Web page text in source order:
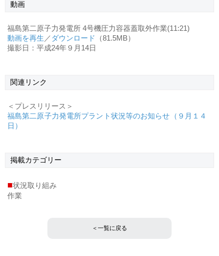
動画
福島第二原子力発電所 4号機圧力容器蓋取外作業(11:21)
動画を再生 ／ ダウンロード
（81.5MB）
撮影日：平成24年９月14日
関連リンク
＜プレスリリース＞
福島第二原子力発電所プラント状況等のお知らせ（９月１４
日）
掲載カテゴリー
■状況取り組み
作業
＜一覧に戻る